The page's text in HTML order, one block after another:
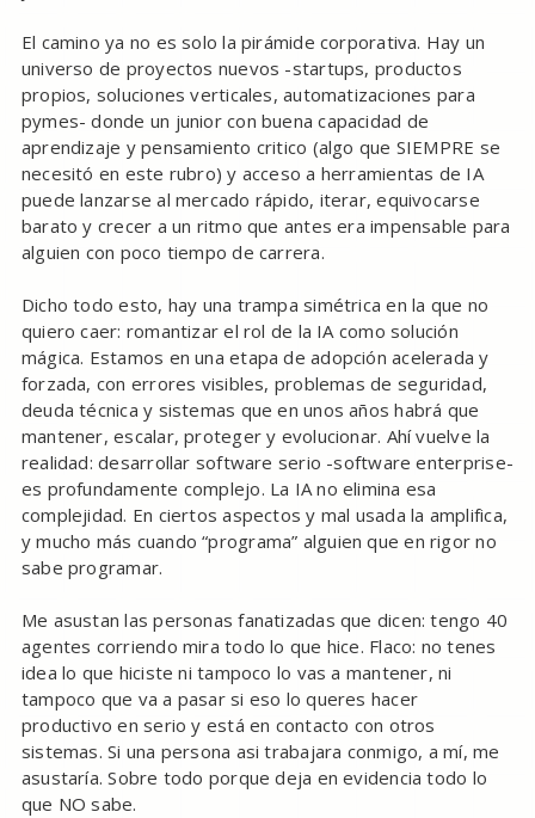
El camino ya no es solo la pirámide corporativa. Hay un
universo de proyectos nuevos -startups, productos
propios, soluciones verticales, automatizaciones para
pymes- donde un junior con buena capacidad de
aprendizaje y pensamiento critico (algo que SIEMPRE se
necesitó en este rubro) y acceso a herramientas de IA
puede lanzarse al mercado rápido, iterar, equivocarse
barato y crecer a un ritmo que antes era impensable para
alguien con poco tiempo de carrera.
Dicho todo esto, hay una trampa simétrica en la que no
quiero caer: romantizar el rol de la IA como solución
mágica. Estamos en una etapa de adopción acelerada y
forzada, con errores visibles, problemas de seguridad,
deuda técnica y sistemas que en unos años habrá que
mantener, escalar, proteger y evolucionar. Ahí vuelve la
realidad: desarrollar software serio -software enterprise-
es profundamente complejo. La IA no elimina esa
complejidad. En ciertos aspectos y mal usada la amplifica,
y mucho más cuando “programa” alguien que en rigor no
sabe programar.
Me asustan las personas fanatizadas que dicen: tengo 40
agentes corriendo mira todo lo que hice. Flaco: no tenes
idea lo que hiciste ni tampoco lo vas a mantener, ni
tampoco que va a pasar si eso lo queres hacer
productivo en serio y está en contacto con otros
sistemas. Si una persona asi trabajara conmigo, a mí, me
asustaría. Sobre todo porque deja en evidencia todo lo
que NO sabe.